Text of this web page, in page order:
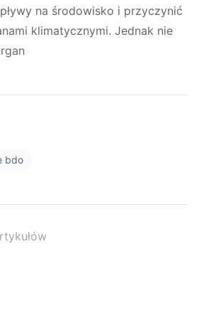
na środowisko i przyczynić
klimatycznymi. Jednak nie
bdo